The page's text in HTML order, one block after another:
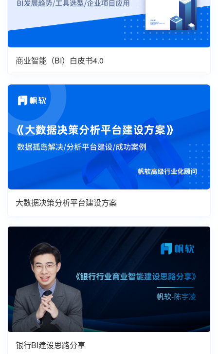
商业智能（BI）白皮书4.0
大数据决策分析平台建设方案
银行BI建设思路分享